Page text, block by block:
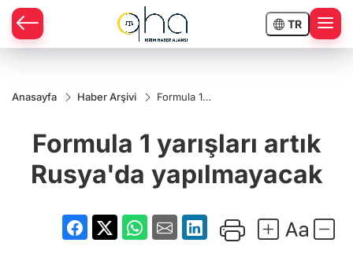
TR
Anasayfa Haber Arşivi
Formula 1
yapılmayacak
Formula 1 yarışları artık
Rusya'da yapılmayacak